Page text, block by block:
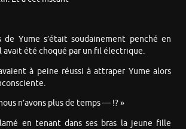
Yume s’était soudainement penché en
avait été choqué par un fil électrique.
à peine réussi à attraper Yume alors
n’avons plus de temps — !? »
en tenant dans ses bras la jeune fille